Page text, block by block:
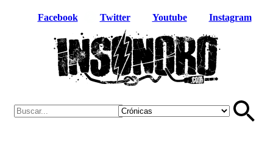
Facebook Twitter Youtube Instagram